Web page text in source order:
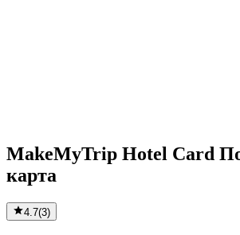
MakeMyTrip Hotel Card
карта
4.7(3)